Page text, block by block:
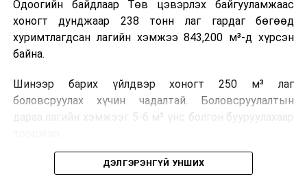
Одоогийн байдлаар Төв цэвэрлэх байгууламжаас
хоногт дунджаар 238 тонн лаг гардаг бөгөөд
хуримтлагдсан лагийн хэмжээ 843,200 м³-д хүрсэн
байна.
Шинээр барих үйлдвэр хоногт 250 м³ лаг
боловсруулах хүчин чадалтай. Боловсруулалтын
дараа лагийн хэмжээг 5-6 м³ үнс болгон бууруулахаар
Төслийн техник, эдийн засгийн үндэслэлийг
ДЭЛГЭРЭНГҮЙ УНШИХ